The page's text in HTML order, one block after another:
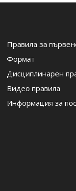
Правила за
Формат
Дисциплинарен
Видео правила
Информация за